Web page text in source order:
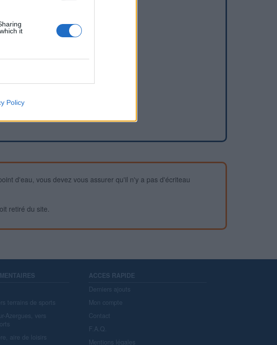
it
Policy
d'eau, vous devez vous assurer qu'il n'y a pas d'écriteau
retiré du site.
terrains de sports
Azergues, vers
aire de loisirs
ACCES RAPIDE
Derniers ajouts
Mon compte
Contact
F.A.Q.
Mentions légales